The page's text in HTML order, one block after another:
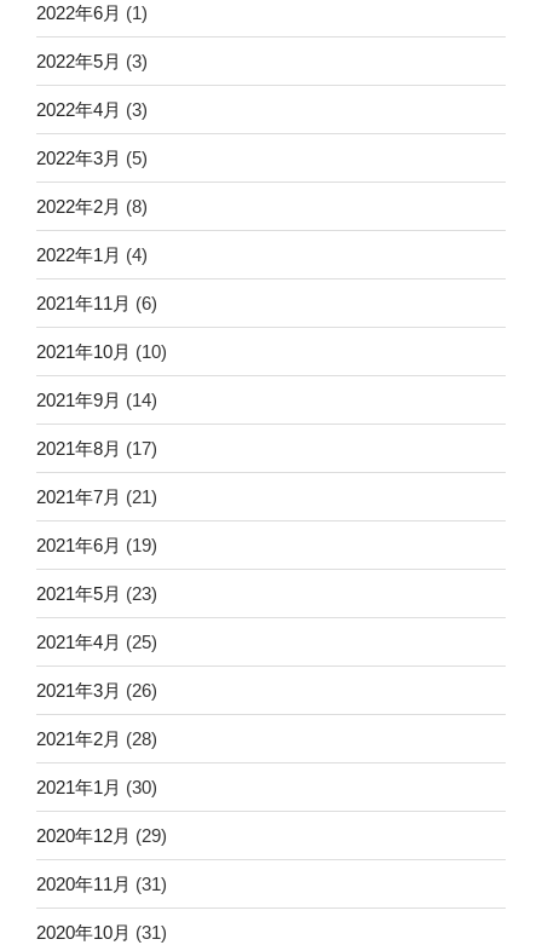
2022年6月 (1)
2022年5月 (3)
2022年4月 (3)
2022年3月 (5)
2022年2月 (8)
2022年1月 (4)
2021年11月 (6)
2021年10月 (10)
2021年9月 (14)
2021年8月 (17)
2021年7月 (21)
2021年6月 (19)
2021年5月 (23)
2021年4月 (25)
2021年3月 (26)
2021年2月 (28)
2021年1月 (30)
2020年12月 (29)
2020年11月 (31)
2020年10月 (31)